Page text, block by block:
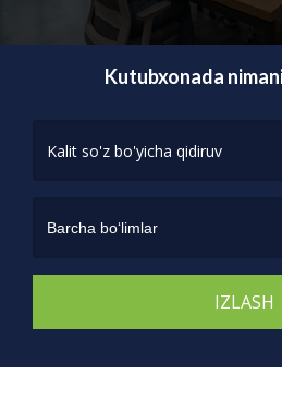
Kutubxonada
Barcha bo‘limlar